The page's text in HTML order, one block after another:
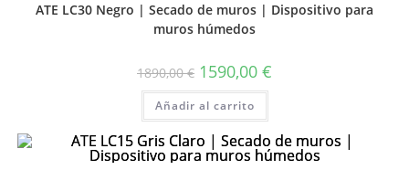
ATE LC30 Negro | Secado de muros | Dispositivo para
muros húmedos
1890,00€ 1590,00 €
Añadir al carrito